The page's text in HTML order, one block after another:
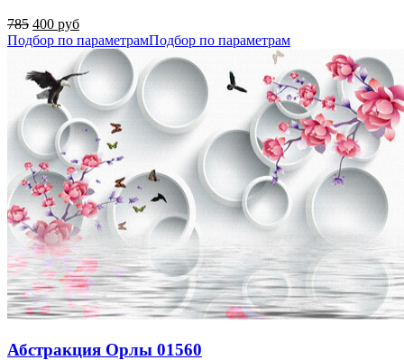
785 400 руб
Подбор по параметрамПодбор по параметрам
Абстракция Орлы 01560